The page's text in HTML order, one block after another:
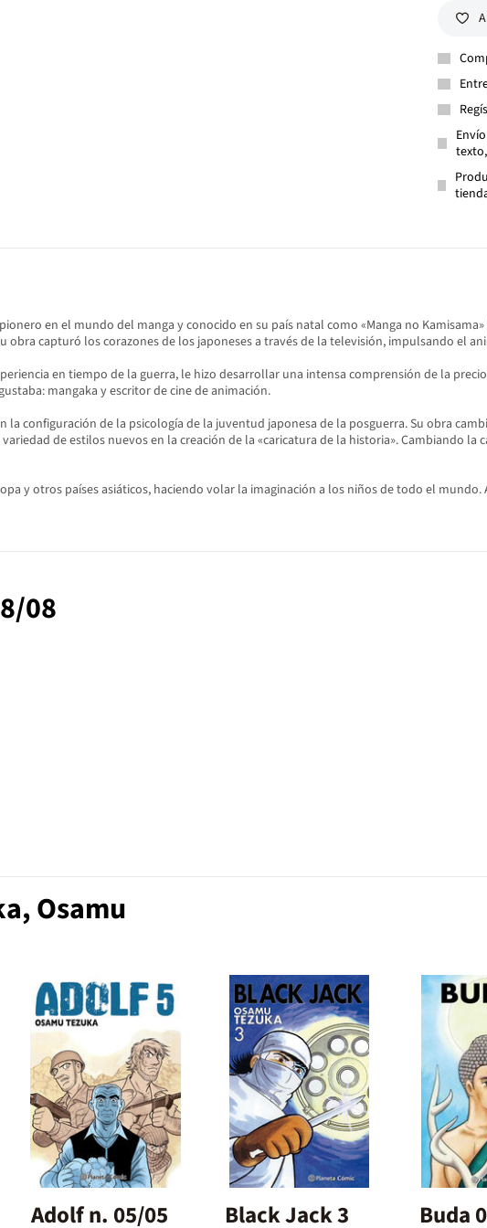
en el mundo del manga y conocido en su país natal como «Manga no
obra capturó los corazones de los japoneses a través de la televisión, impulsando el
en tiempo de la guerra, le hizo desarrollar una intensa comprensión de la
mangaka y escritor de cine de animación.
configuración de la psicología de la juventud japonesa de la posguerra. Su obra
de estilos nuevos en la creación de la «caricatura de la historia». Cambiando la
y otros países asiáticos, haciendo volar la imaginación a los niños de todo el
08
Osamu
Adolf n. 05/05
Black Jack 3